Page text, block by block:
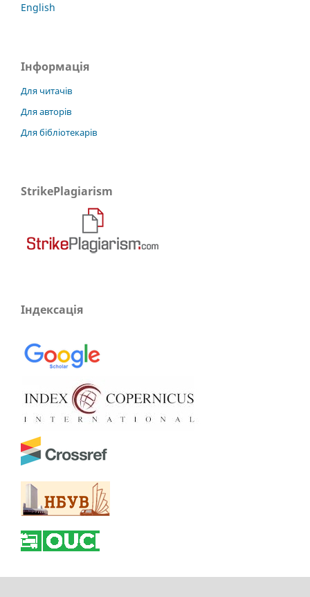
English
Інформація
Для читачів
Для авторів
Для бібліотекарів
StrikePlagiarism
Індексація